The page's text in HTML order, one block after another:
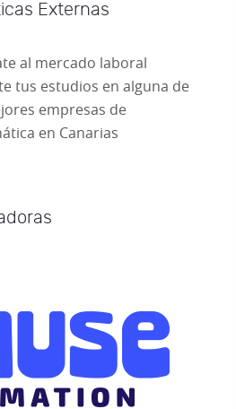
Externas
al mercado laboral
tus estudios en alguna de
empresas de
en Canarias